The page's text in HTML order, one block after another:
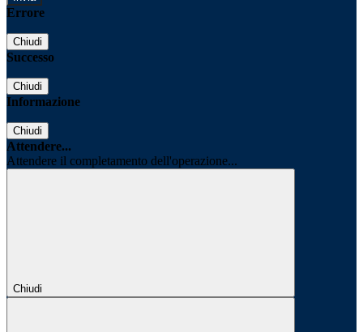
Errore
Chiudi
Successo
Chiudi
Informazione
Chiudi
Attendere...
Attendere il completamento dell'operazione...
Chiudi